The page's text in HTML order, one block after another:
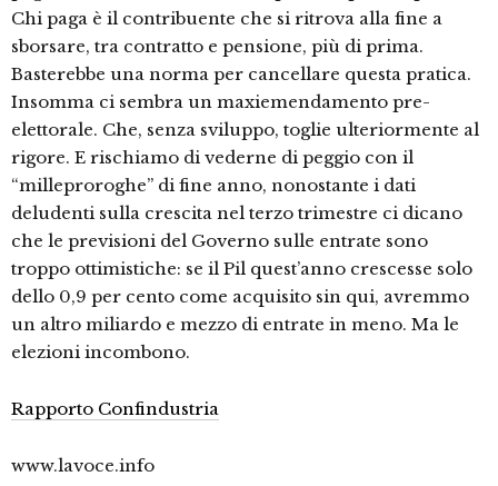
Chi paga è il contribuente che si ritrova alla fine a
sborsare, tra contratto e pensione, più di prima.
Basterebbe una norma per cancellare questa pratica.
Insomma ci sembra un maxiemendamento pre-
elettorale. Che, senza sviluppo, toglie ulteriormente al
rigore. E rischiamo di vederne di peggio con il
“milleproroghe” di fine anno, nonostante i dati
deludenti sulla crescita nel terzo trimestre ci dicano
che le previsioni del Governo sulle entrate sono
troppo ottimistiche: se il Pil quest’anno crescesse solo
dello 0,9 per cento come acquisito sin qui, avremmo
un altro miliardo e mezzo di entrate in meno. Ma le
elezioni incombono.
Rapporto Confindustria
www.lavoce.info